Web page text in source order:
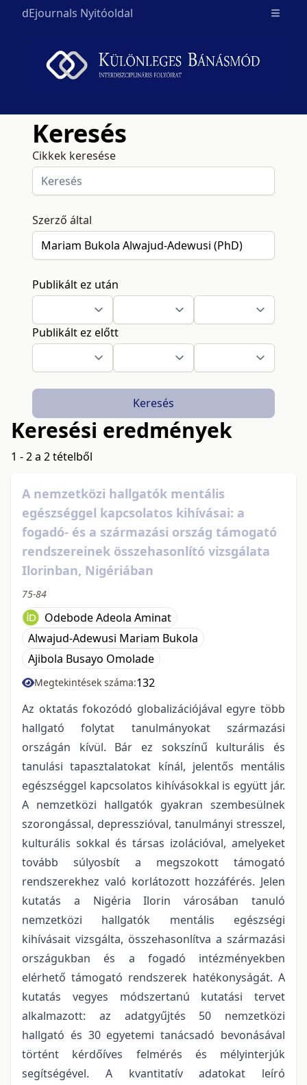
dEjournals Nyitóoldal Open
Keresés
Cikkek keresése
Szerző által
Publikált ez után
Publikált ez előtt
Keresés
Keresési eredmények
1 - 2 a 2 tételből
A nemzetközi hallgatók mentális
egészséggel kapcsolatos kihívásai: a
fogadó- és a származási ország támogató
rendszereinek összehasonlító vizsgálata
Ilorinban, Nigériában
75-84
Odebode Adeola Aminat
Alwajud-Adewusi Mariam Bukola
Ajibola Busayo Omolade
Megtekintések száma:132
Az oktatás fokozódó globalizációjával egyre több
hallgató folytat tanulmányokat származási
országán kívül. Bár ez sokszínű kulturális és
tanulási tapasztalatokat kínál, jelentős mentális
egészséggel kapcsolatos kihívásokkal is együtt jár.
A nemzetközi hallgatók gyakran szembesülnek
szorongással, depresszióval, tanulmányi stresszel,
kulturális sokkal és társas izolációval, amelyeket
tovább súlyosbít a megszokott támogató
rendszerekhez való korlátozott hozzáférés. Jelen
kutatás a Nigéria Ilorin városában tanuló
nemzetközi hallgatók mentális egészségi
kihívásait vizsgálta, összehasonlítva a származási
országukban és a fogadó intézményekben
elérhető támogató rendszerek hatékonyságát. A
kutatás vegyes módszertanú kutatási tervet
alkalmazott: az adatgyűjtés 50 nemzetközi
hallgató és 30 egyetemi tanácsadó bevonásával
történt kérdőíves felmérés és mélyinterjúk
segítségével. A kvantitatív adatokat leíró